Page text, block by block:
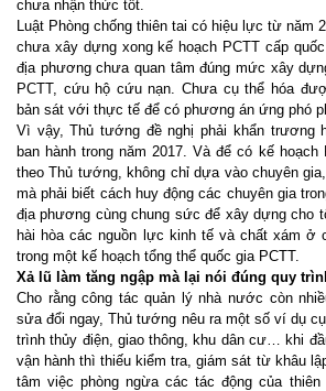
chưa nhận thức tốt.
Luật Phòng chống thiên tai có hiệu lực từ năm
chưa xây dựng xong kế hoạch PCTT cấp
địa phương chưa quan tâm đúng mức xây
PCTT, cứu hộ cứu nạn. Chưa cụ thể hóa
bản sát với thực tế để có phương án ứng phó
Vì vậy, Thủ tướng đề nghị phải khẩn trương
ban hành trong năm 2017. Và để có kế hoạch
theo Thủ tướng, không chỉ dựa vào chuyên
mà phải biết cách huy động các chuyên gia
địa phương cùng chung sức để xây dựng cho
hài hòa các nguồn lực kinh tế và chất xám ở
trong một kế hoạch tổng thể quốc gia PCTT.
Xả lũ làm tăng ngập mà lại nói đúng quy
Cho rằng công tác quản lý nhà nước còn
sửa đổi ngay, Thủ tướng nêu ra một số ví dụ
trình thủy điện, giao thông, khu dân cư… khi
vận hành thì thiếu kiểm tra, giám sát từ khâu
tâm việc phòng ngừa các tác động của